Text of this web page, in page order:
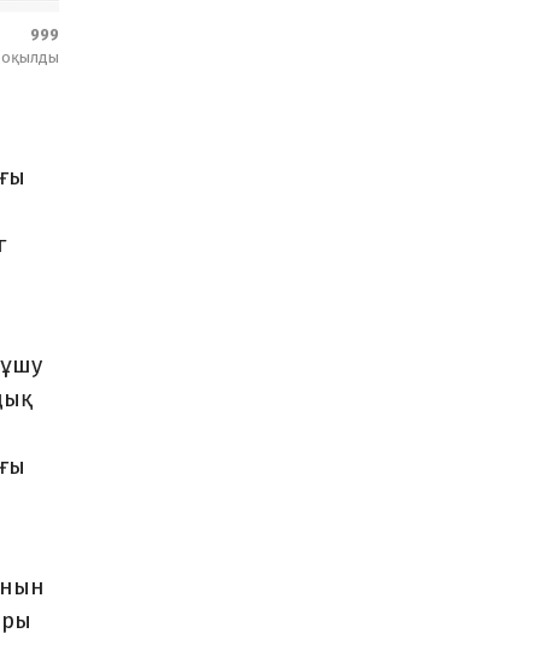
999
оқылды